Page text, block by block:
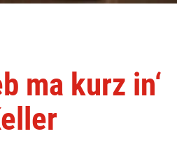
ma kurz in‘